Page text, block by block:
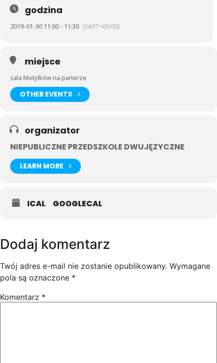
godzina
2019-01-30 11:00 - 11:30 (GMT+00:00)
miejsce
sala Motylków na parterze
OTHER EVENTS
organizator
NIEPUBLICZNE PRZEDSZKOLE DWUJĘZYCZNE
LEARN MORE
ICAL GOOGLECAL
Dodaj komentarz
Twój adres e-mail nie zostanie opublikowany. Wymagane
pola są oznaczone *
Komentarz *